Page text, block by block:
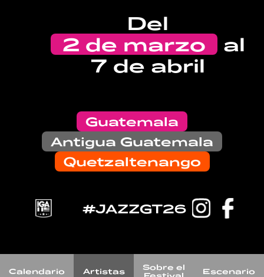
Del
2 de marzo
al
7 de abril
Guatemala
Antigua Guatemala
Quetzaltenango
#JAZZGT26
Calendario Artistas
Sobre el
Festival
Escenario